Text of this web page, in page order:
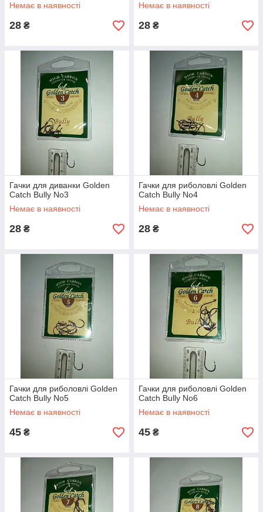
Немає в наявності
28 ₴
Немає в наявності
28 ₴
Гачки для диванки Golden
Catch Bully No3
Немає в наявності
28 ₴
Гачки для риболовлі Golden
Catch Bully No4
Немає в наявності
28 ₴
Гачки для риболовлі Golden
Catch Bully No5
Немає в наявності
45 ₴
Гачки для риболовлі Golden
Catch Bully No6
Немає в наявності
45 ₴